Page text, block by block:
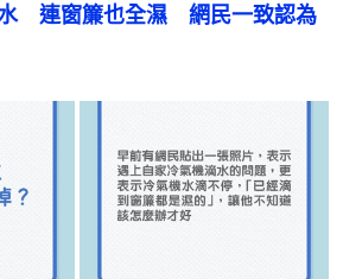
　連窗簾也全濕　網民一致認為